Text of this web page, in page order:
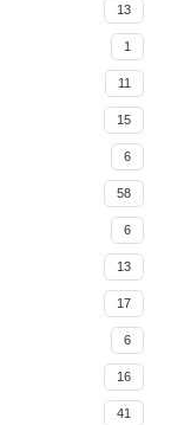
のコンテ
終わったらイ
でPDFに透か
る「PDF透か
に現在のメモ
プデートが終
Anaconda 仮
のコンテ
終わったらイ
the Docker
コマンドが効
み込みが終わ
ィングを表示
トの関数名や
Tips
でPDFに透か
る「PDF透か
で別の
同期・非同期
関数で
り返しフィー
13
1
11
15
6
58
6
13
17
6
16
41